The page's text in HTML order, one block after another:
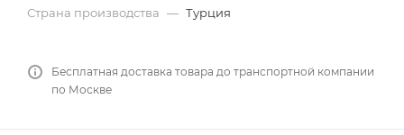
Страна производства — Турция
Бесплатная доставка товара до транспортной компании
по Москве